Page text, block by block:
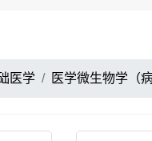
医学 医学微生物学（